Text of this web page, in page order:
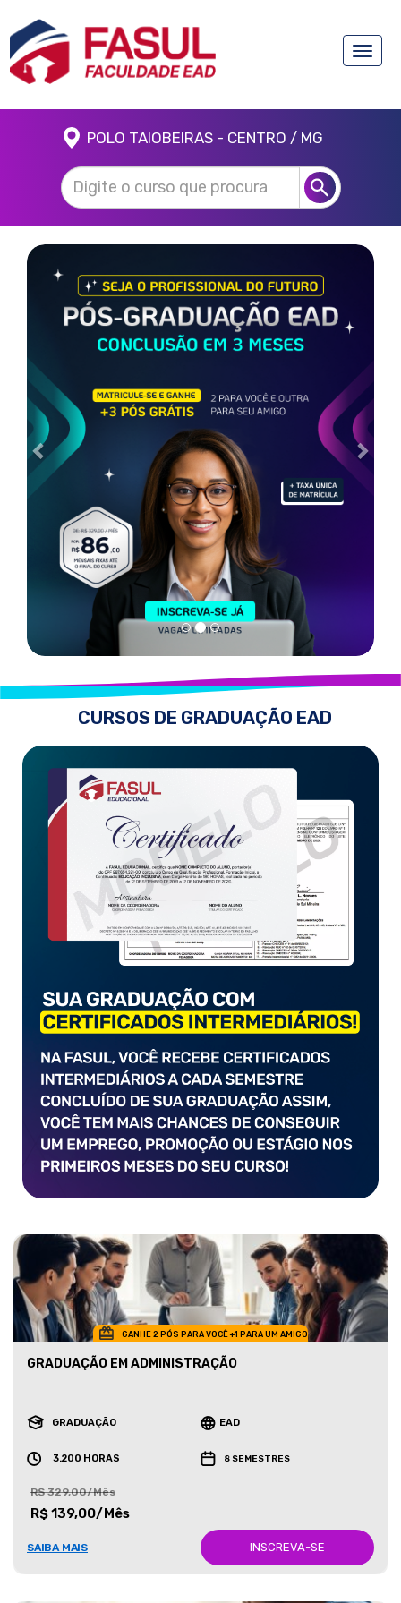
Toggle
POLO TAIOBEIRAS - CENTRO / MG
CURSOS DE GRADUAÇÃO EAD
GANHE 2 PÓS PARA VOCÊ +1 PARA UM AMIGO
GRADUAÇÃO EM ADMINISTRAÇÃO
GRADUAÇÃO EAD
3.200 HORAS 8 SEMESTRES
R$ 329,00/Mês
R$ 139,00/Mês
SAIBA MAIS INSCREVA-SE